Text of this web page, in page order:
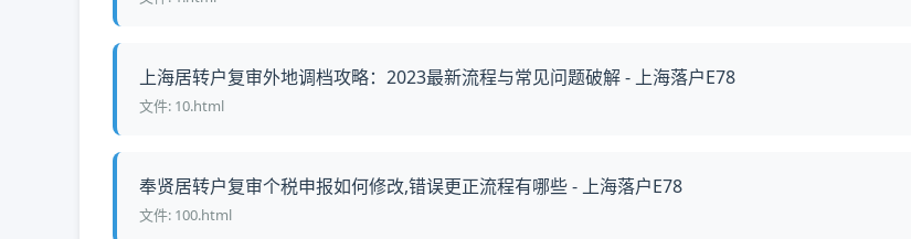
上海居转户复审外地调档攻略：2023最新流程与常见问题破解 - 上海落户E78
文件: 10.html
奉贤居转户复审个税申报如何修改,错误更正流程有哪些 - 上海落户E78
文件: 100.html